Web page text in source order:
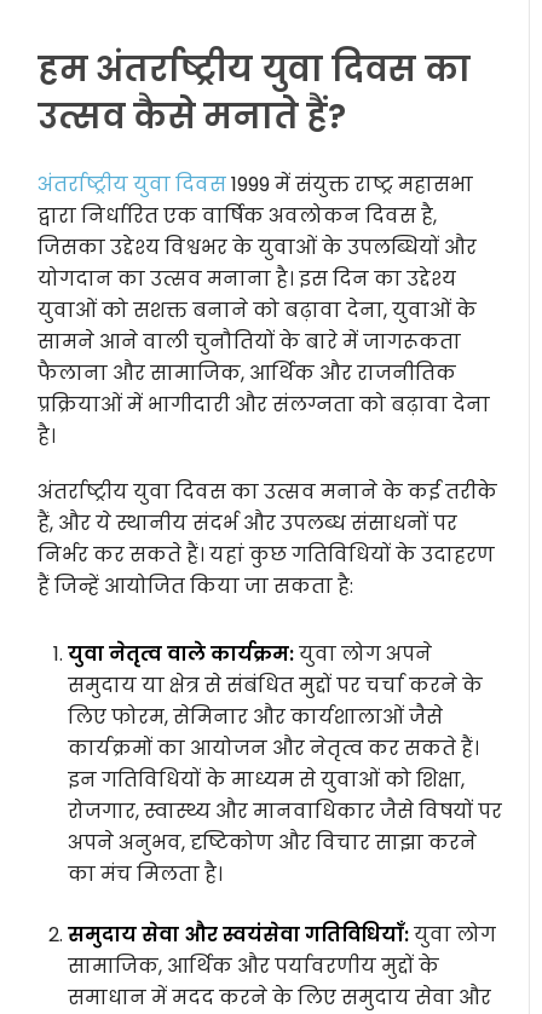
हम अंतर्राष्ट्रीय युवा दिवस का
उत्सव कैसे मनाते हैं?
अंतर्राष्ट्रीय युवा दिवस1999 में संयुक्त राष्ट्र महासभा
द्वारा निर्धारित एक वार्षिक अवलोकन दिवस है,
जिसका उद्देश्य विश्वभर के युवाओं के उपलब्धियों और
योगदान का उत्सव मनाना है। इस दिन का उद्देश्य
युवाओं को सशक्त बनाने को बढ़ावा देना, युवाओं के
सामने आने वाली चुनौतियों के बारे में जागरूकता
फैलाना और सामाजिक, आर्थिक और राजनीतिक
प्रक्रियाओं में भागीदारी और संलग्नता को बढ़ावा देना
है।
अंतर्राष्ट्रीय युवा दिवस का उत्सव मनाने के कई तरीके
हैं, और ये स्थानीय संदर्भ और उपलब्ध संसाधनों पर
निर्भर कर सकते हैं। यहां कुछ गतिविधियों के उदाहरण
हैं जिन्हें आयोजित किया जा सकता है:
युवा नेतृत्व वाले कार्यक्रम:युवा लोग अपने
समुदाय या क्षेत्र से संबंधित मुद्दों पर चर्चा करने के
लिए फोरम, सेमिनार और कार्यशालाओं जैसे
कार्यक्रमों का आयोजन और नेतृत्व कर सकते हैं।
इन गतिविधियों के माध्यम से युवाओं को शिक्षा,
रोजगार, स्वास्थ्य और मानवाधिकार जैसे विषयों पर
अपने अनुभव, दृष्टिकोण और विचार साझा करने
का मंच मिलता है।
समुदाय सेवा और स्वयंसेवा गतिविधियाँ:युवा लोग
सामाजिक, आर्थिक और पर्यावरणीय मुद्दों के
समाधान में मदद करने के लिए समुदाय सेवा और